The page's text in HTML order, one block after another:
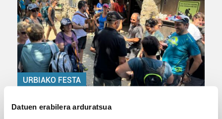
Datuen erabilera arduratsua
URBIAKO FESTA